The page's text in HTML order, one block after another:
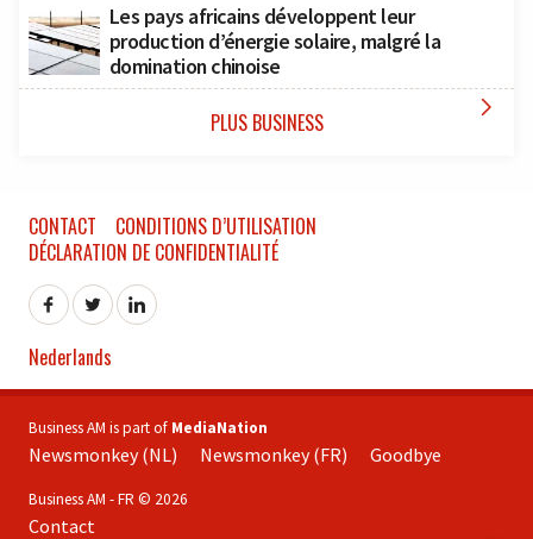
Les pays africains développent leur
production d’énergie solaire, malgré la
domination chinoise
PLUS BUSINESS 
CONTACT
CONDITIONS D’UTILISATION
DÉCLARATION DE CONFIDENTIALITÉ
Nederlands
Business AM is part of MediaNation
Newsmonkey (NL) Newsmonkey (FR) Goodbye
Business AM - FR © 2026
Contact